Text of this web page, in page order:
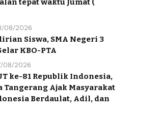
08/2026
Siswa, SMA Negeri 3
KBO-PTA
08/2026
ke-81 Republik Indonesia,
Tangerang Ajak Masyarakat
Berdaulat, Adil, dan